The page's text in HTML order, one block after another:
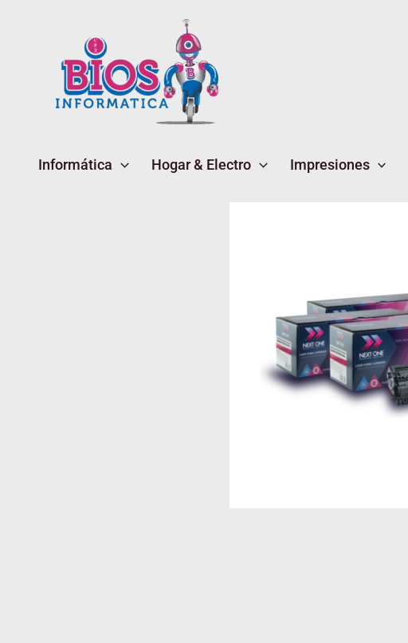
Informática Hogar & Electro Impresiones